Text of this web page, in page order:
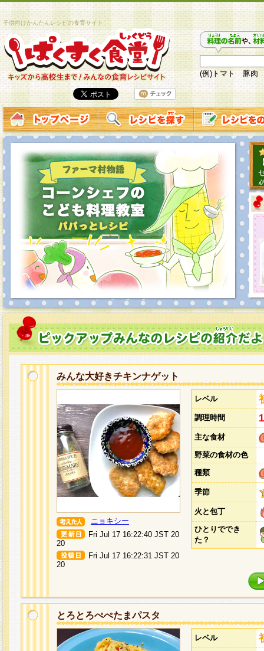
子供向けかんたんレシピの食育サイト
(例)トマト 豚肉
みんな大好きチキンナゲット
ニョキシー
Fri Jul 17 16:22:40 JST 20
20
Fri Jul 17 16:22:31 JST 20
20
レベル
調理時間
主な食材
野菜の食材の色
種類
季節
火と包丁
ひとりででき
た？
とろとろぺぺたまパスタ
レベル